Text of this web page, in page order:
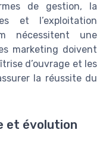
de gestion, la
et l’exploitation
nécessitent une
marketing doivent
d’ouvrage et les
la réussite du
et évolution